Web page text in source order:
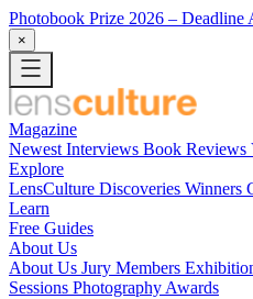
Photobook Prize 2026 – Deadline
×
Magazine
Newest Interviews Book Reviews
Explore
LensCulture Discoveries Winners
Learn
Free Guides
About Us
About Us Jury Members
Sessions Photography Awards